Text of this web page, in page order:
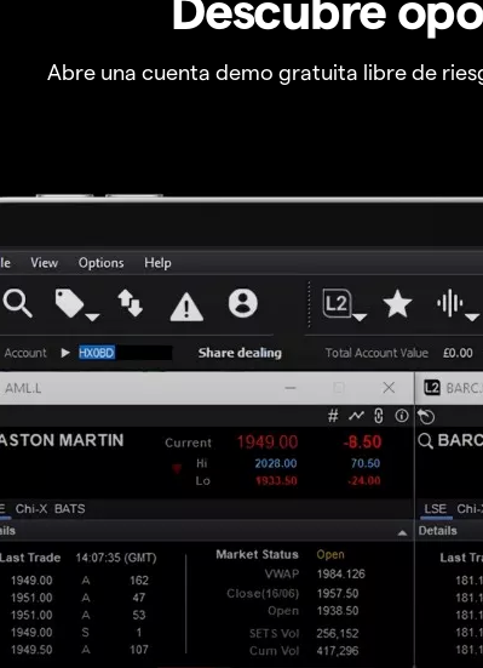
Abre una cuenta demo gratuita libre de